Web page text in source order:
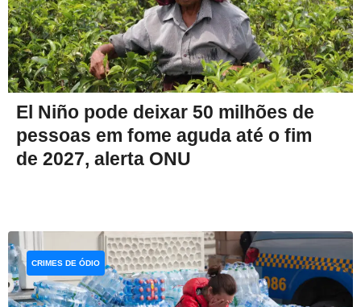
El Niño pode deixar 50 milhões de
pessoas em fome aguda até o fim
de 2027, alerta ONU
CRIMES DE ÓDIO